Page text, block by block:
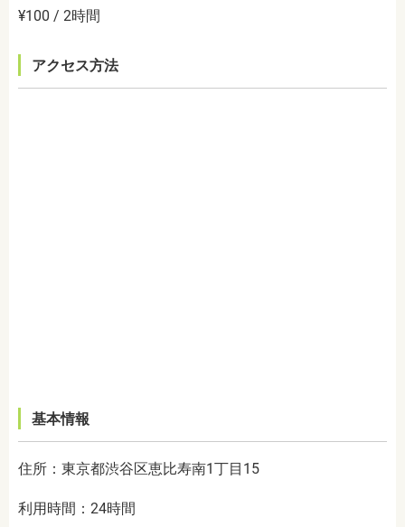
¥100 / 2時間
アクセス方法
基本情報
住所：東京都渋谷区恵比寿南1丁目15
利用時間：24時間